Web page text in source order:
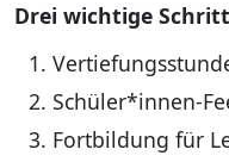
Drei wichtige
Schüler*innen-
Fortbildung für